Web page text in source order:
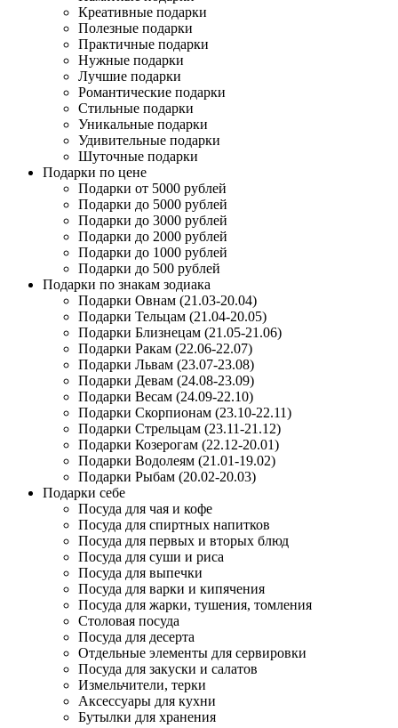
Креативные подарки
Полезные подарки
Практичные подарки
Нужные подарки
Лучшие подарки
Романтические подарки
Стильные подарки
Уникальные подарки
Удивительные подарки
Шуточные подарки
Подарки по цене
Подарки от 5000 рублей
Подарки до 5000 рублей
Подарки до 3000 рублей
Подарки до 2000 рублей
Подарки до 1000 рублей
Подарки до 500 рублей
Подарки по знакам зодиака
Подарки Овнам (21.03-20.04)
Подарки Тельцам (21.04-20.05)
Подарки Близнецам (21.05-21.06)
Подарки Ракам (22.06-22.07)
Подарки Львам (23.07-23.08)
Подарки Девам (24.08-23.09)
Подарки Весам (24.09-22.10)
Подарки Скорпионам (23.10-22.11)
Подарки Стрельцам (23.11-21.12)
Подарки Козерогам (22.12-20.01)
Подарки Водолеям (21.01-19.02)
Подарки Рыбам (20.02-20.03)
Подарки себе
Посуда для чая и кофе
Посуда для спиртных напитков
Посуда для первых и вторых блюд
Посуда для суши и риса
Посуда для выпечки
Посуда для варки и кипячения
Посуда для жарки, тушения, томления
Столовая посуда
Посуда для десерта
Отдельные элементы для сервировки
Посуда для закуски и салатов
Измельчители, терки
Аксессуары для кухни
Бутылки для хранения